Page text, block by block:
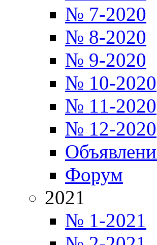
№ 7-2020
№ 8-2020
№ 9-2020
№ 10-2020
№ 11-2020
№ 12-2020
Форум
2021
№ 1-2021